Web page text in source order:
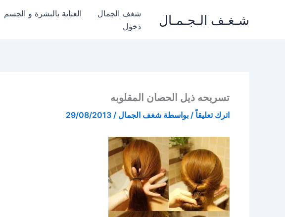
شـغـف الـجـمـال شغف الجمال العناية بالبشرة و الجسم
دخول
تسريحه ذيل الحصان المقلوبه
اترك تعليقاً / بواسطة شغف الجمال /
29/08/2013